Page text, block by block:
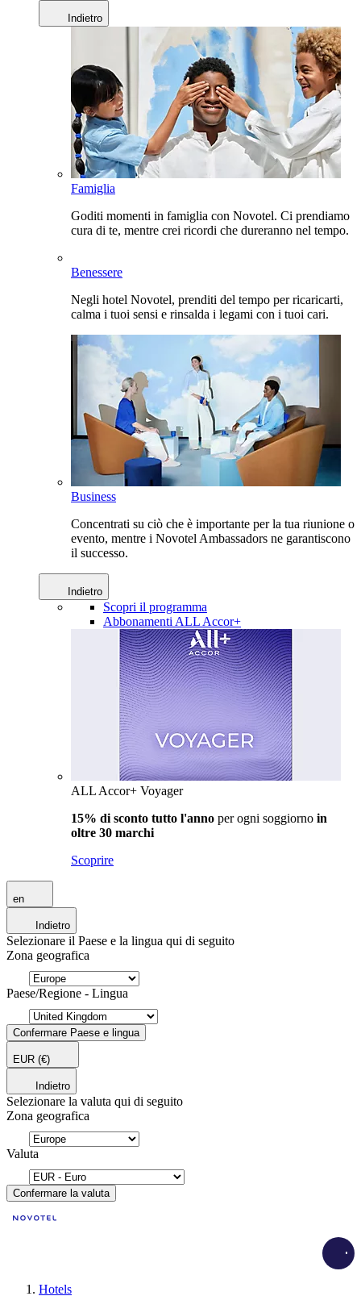
Indietro
Famiglia
Goditi momenti in famiglia con Novotel. Ci prendiamo
cura di te, mentre crei ricordi che dureranno nel tempo.
Benessere
Negli hotel Novotel, prenditi del tempo per ricaricarti,
calma i tuoi sensi e rinsalda i legami con i tuoi cari.
Business
Concentrati su ciò che è importante per la tua riunione o
evento, mentre i Novotel Ambassadors ne garantiscono
il successo.
Indietro
Scopri il programma
Abbonamenti ALL Accor+
ALL Accor+ Voyager
15% di sconto tutto l'anno per ogni soggiorno in
oltre 30 marchi
Scoprire
en
Indietro
Selezionare il Paese e la lingua qui di seguito
Zona geografica
Paese/Regione - Lingua
Confermare Paese e lingua
EUR (€)
Indietro
Selezionare la valuta qui di seguito
Zona geografica
Valuta
Confermare la valuta
Hotels